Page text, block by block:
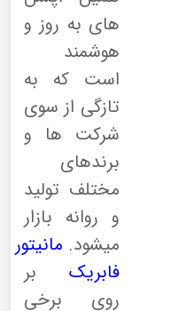
های به روز و
هوشمند
است که به
تازگی از سوی
شرکت ها و
برندهای
مختلف تولید
و روانه بازار
میشود. مانیتور
فابریک بر
روی برخی